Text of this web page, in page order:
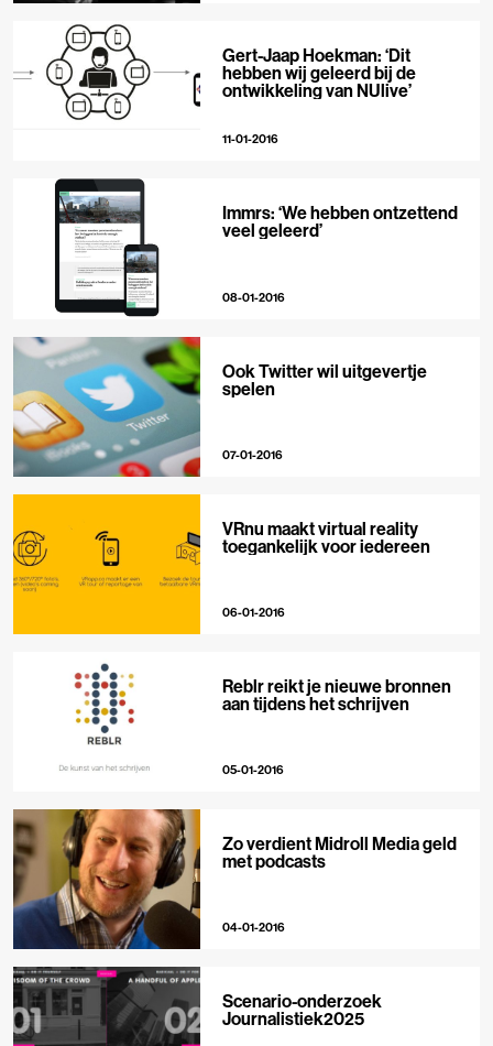
Gert-Jaap Hoekman: ‘Dit
hebben wij geleerd bij de
ontwikkeling van NUlive’
11-01-2016
Immrs: ‘We hebben ontzettend
veel geleerd’
08-01-2016
Ook Twitter wil uitgevertje
spelen
07-01-2016
VRnu maakt virtual reality
toegankelijk voor iedereen
06-01-2016
Reblr reikt je nieuwe bronnen
aan tijdens het schrijven
05-01-2016
Zo verdient Midroll Media geld
met podcasts
04-01-2016
Scenario-onderzoek
Journalistiek2025